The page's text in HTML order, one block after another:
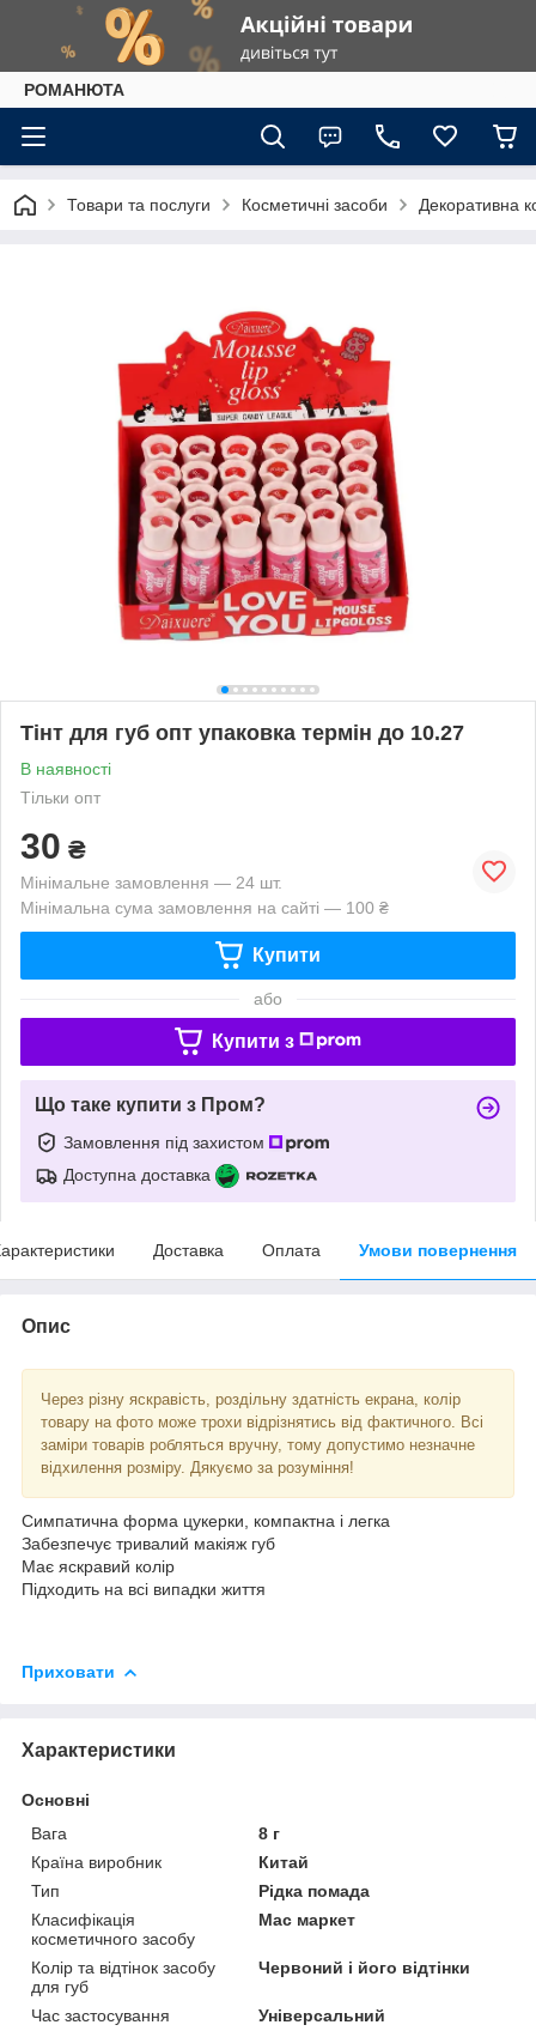
РОМАНЮТА
Товари та послуги Косметичні засоби Декоративна
Тінт для губ опт упаковка термін до 10.27
В наявності
Тільки опт
30 ₴
Мінімальне замовлення — 24 шт.
Мінімальна сума замовлення на сайті — 100 ₴
Купити
або
Купити з
Що таке купити з Пром?
Замовлення під захистом
Доступна доставка
Доставка Оплата Умови повернення
Опис
Через різну яскравість, роздільну здатність екрана, колір
товару на фото може трохи відрізнятись від фактичного. Всі
заміри товарів робляться вручну, тому допустимо незначне
відхилення розміру. Дякуємо за розуміння!
Симпатична форма цукерки, компактна і легка
Забезпечує тривалий макіяж губ
Має яскравий колір
Підходить на всі випадки життя
Приховати
Характеристики
Основні
Вага
8 г
Країна виробник
Китай
Тип
Рідка помада
Класифікація
косметичного засобу
Мас маркет
Колір та відтінок засобу
для губ
Червоний і його відтінки
Час застосування
Універсальний